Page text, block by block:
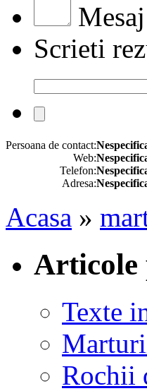
Scrieti
Persoana de contact:
Web:
Telefon:
Adresa:
Acasa »
Articole
Texte
Rochii